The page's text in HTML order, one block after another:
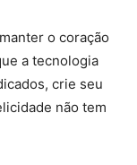
o coração
a tecnologia
crie seu
não tem